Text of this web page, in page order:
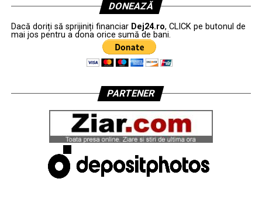
DONEAZĂ
Dacă doriți să sprijiniți financiar Dej24.ro, CLICK pe butonul de
mai jos pentru a dona orice sumă de bani.
PARTENER